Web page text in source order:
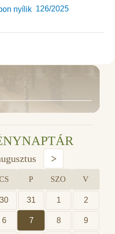
126/2025
>
P SZO V
30 31 1 2
6 7 8 9